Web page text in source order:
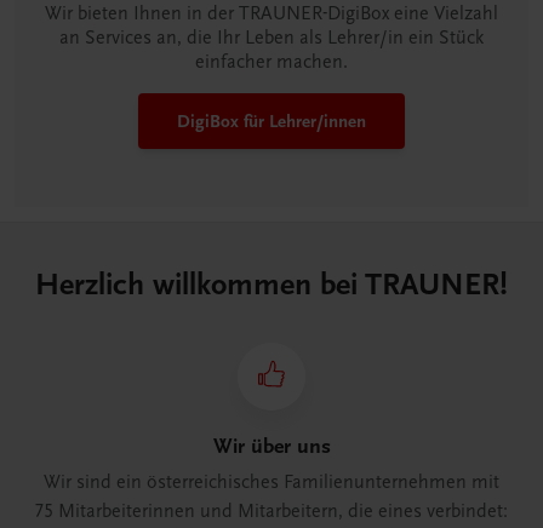
Wir bieten Ihnen in der TRAUNER-DigiBox eine Vielzahl
an Services an, die Ihr Leben als Lehrer/in ein Stück
einfacher machen.
DigiBox für Lehrer/innen
Herzlich willkommen bei TRAUNER!
Wir über uns
Wir sind ein österreichisches Familienunternehmen mit
75 Mitarbeiterinnen und Mitarbeitern, die eines verbindet: